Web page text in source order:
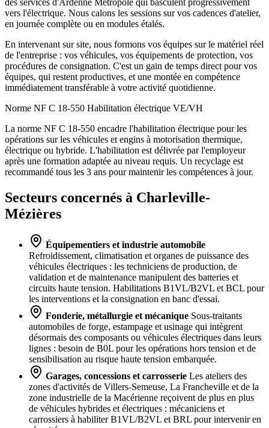
vers l'électrique. Nous calons les sessions sur vos cadences d'atelier,
en journée complète ou en modules étalés.
En intervenant sur site, nous formons vos équipes sur le matériel réel
de l'entreprise : vos véhicules, vos équipements de protection, vos
procédures de consignation. C'est un gain de temps direct pour vos
équipes, qui restent productives, et une montée en compétence
immédiatement transférable à votre activité quotidienne.
Norme NF C 18-550 Habilitation électrique VE/VH
La norme NF C 18-550 encadre l'habilitation électrique pour les
opérations sur les véhicules et engins à motorisation thermique,
électrique ou hybride. L'habilitation est délivrée par l'employeur
après une formation adaptée au niveau requis. Un recyclage est
recommandé tous les 3 ans pour maintenir les compétences à jour.
Secteurs concernés à Charleville-
Mézières
Équipementiers et industrie automobile
Refroidissement, climatisation et organes de puissance des
véhicules électriques : les techniciens de production, de
validation et de maintenance manipulent des batteries et
circuits haute tension. Habilitations B1VL/B2VL et BCL pour
les interventions et la consignation en banc d'essai.
Fonderie, métallurgie et mécanique Sous-traitants
automobiles de forge, estampage et usinage qui intègrent
désormais des composants ou véhicules électriques dans leurs
lignes : besoin de B0L pour les opérations hors tension et de
sensibilisation au risque haute tension embarquée.
Garages, concessions et carrosserie Les ateliers des
zones d'activités de Villers-Semeuse, La Francheville et de la
zone industrielle de la Macérienne reçoivent de plus en plus
de véhicules hybrides et électriques : mécaniciens et
carrossiers à habiliter B1VL/B2VL et BRL pour intervenir en